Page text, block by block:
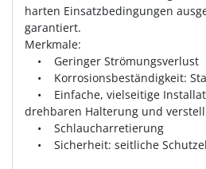
harten Einsatzbedingungen
garantiert.
Merkmale:
• Geringer Strömungsverlust
• Korrosionsbeständigkeit:
• Einfache, vielseitige
drehbaren Halterung und
• Schlaucharretierung
• Sicherheit: seitliche